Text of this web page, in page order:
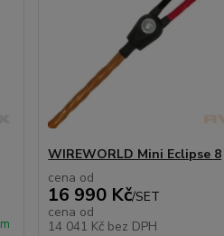
WIREWORLD Mini Eclipse 8
cena od
16 990 Kč/SET
cena od
14 041 Kč bez DPH